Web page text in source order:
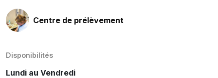
Centre de prélèvement
Disponibilités
Lundi au Vendredi